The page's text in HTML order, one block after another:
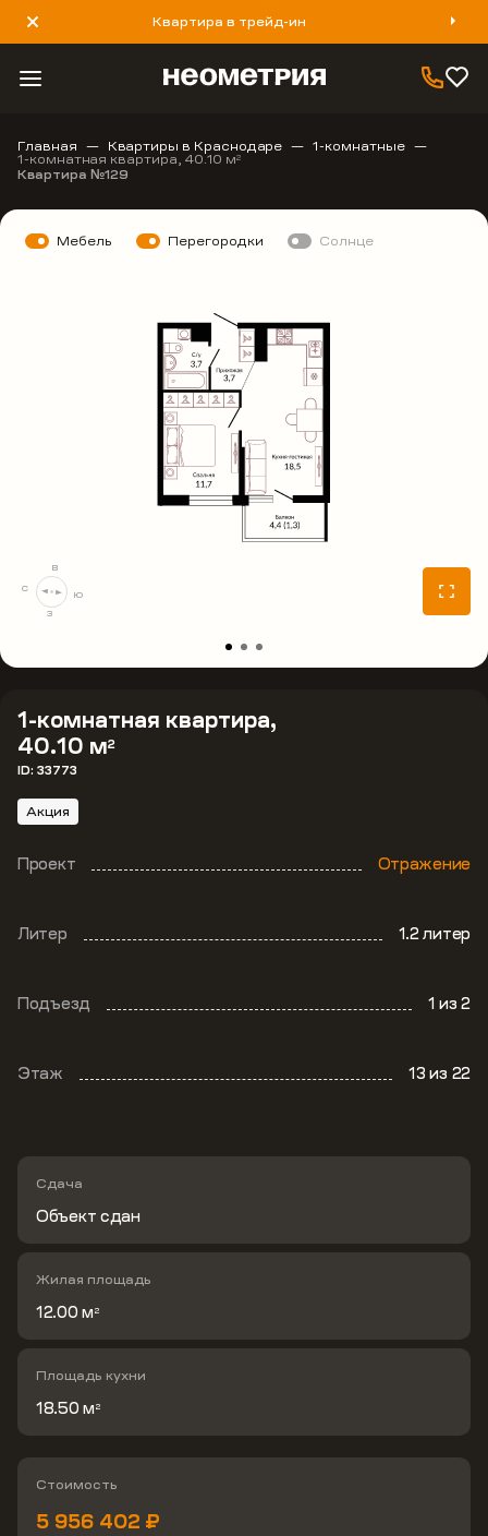
Квартира в трейд-ин
8 800 777 40 93
Главная Квартиры в Краснодаре 1-комнатные
1-комнатная квартира, 40.10 м2
Квартира №129
1-комнатная квартира,
40.10 м2
ID: 33773
Акция
Проект Отражение
Литер 1.2 литер
Подъезд 1из 2
Этаж 13из 22
Сдача
Объект сдан
Жилая площадь
12.00 м 2
Площадь кухни
18.50 м 2
Стоимость
5 956 402 ₽
Мебель Перегородки Солнце
С
В
Ю
З